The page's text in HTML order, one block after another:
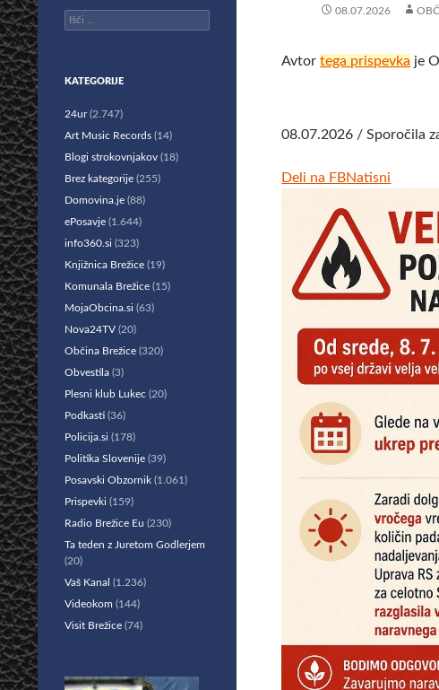
08.07.2026
Avtortega prispevka je
08.07.2026 / Sporočila
Deli na FBNatisni
Išči:
KATEGORIJE
24ur(2.747)
Art Music Records (14)
Blogi strokovnjakov (18)
Brez kategorije (255)
Domovina.je (88)
ePosavje (1.644)
info360.si (323)
Knjižnica Brežice (19)
Komunala Brežice (15)
MojaObcina.si (63)
Nova24TV (20)
Občina Brežice (320)
Obvestila (3)
Plesni klub Lukec (20)
Podkasti (36)
Policija.si (178)
Politika Slovenije (39)
Posavski Obzornik (1.061)
Prispevki (159)
Radio Brežice Eu (230)
Ta teden z Juretom Godlerjem
(20)
Vaš Kanal (1.236)
Videokom (144)
Visit Brežice (74)